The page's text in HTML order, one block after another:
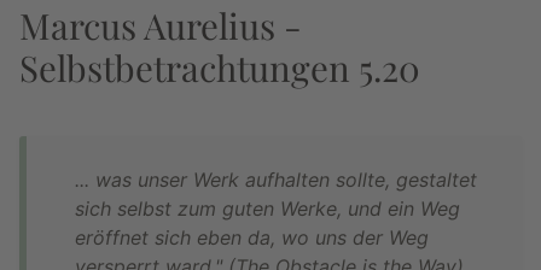
Marcus Aurelius -
Selbstbetrachtungen 5.20
... was unser Werk aufhalten sollte, gestaltet
sich selbst zum guten Werke, und ein Weg
eröffnet sich eben da, wo uns der Weg